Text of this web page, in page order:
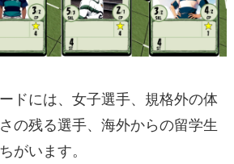
ドには、女子選手、規格外の体
の残る選手、海外からの留学生
がいます。